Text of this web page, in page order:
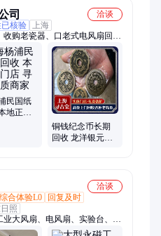
司
洽谈
核验
上海
购老瓷器、口老式电风扇回
、回收老柚木家具、上门回收老
民国纸
地正规
铜钱纪念币长期
回收 龙洋银元收
洽谈
综合体验L0
回复及时
照
大风扇、电风扇、实验台、市
动护栏、护栏网、声屏障、围